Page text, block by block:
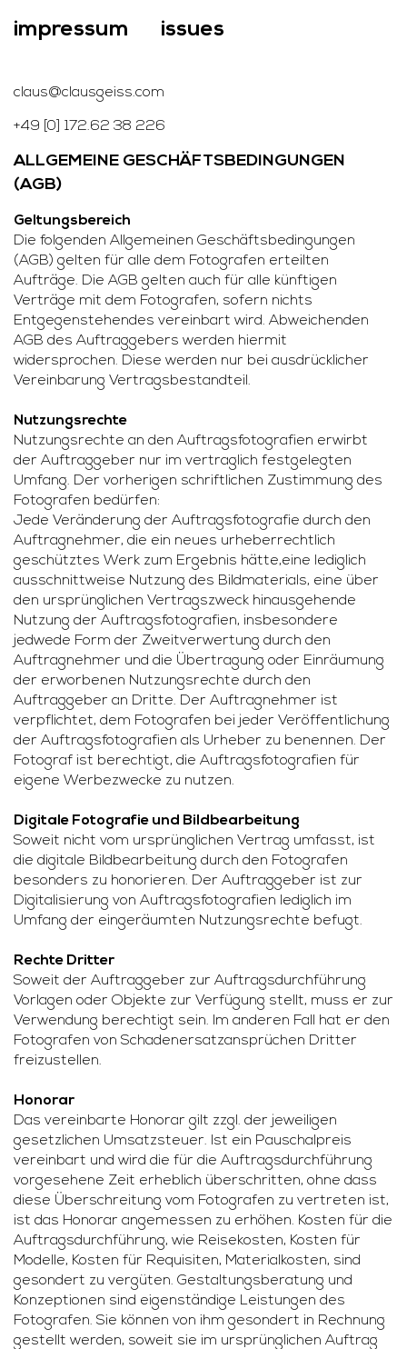
impressum issues
claus@clausgeiss.com
+49 [0] 172.62 38 226
ALLGEMEINE GESCHÄFTSBEDINGUNGEN
(AGB)
Geltungsbereich
Die folgenden Allgemeinen Geschäftsbedingungen
(AGB) gelten für alle dem Fotografen erteilten
Aufträge. Die AGB gelten auch für alle künftigen
Verträge mit dem Fotografen, sofern nichts
Entgegenstehendes vereinbart wird. Abweichenden
AGB des Auftraggebers werden hiermit
widersprochen. Diese werden nur bei ausdrücklicher
Vereinbarung Vertragsbestandteil.
Nutzungsrechte
Nutzungsrechte an den Auftragsfotografien erwirbt
der Auftraggeber nur im vertraglich festgelegten
Umfang. Der vorherigen schriftlichen Zustimmung des
Fotografen bedürfen:
Jede Veränderung der Auftragsfotografie durch den
Auftragnehmer, die ein neues urheberrechtlich
geschütztes Werk zum Ergebnis hätte,eine lediglich
ausschnittweise Nutzung des Bildmaterials, eine über
den ursprünglichen Vertragszweck hinausgehende
Nutzung der Auftragsfotografien, insbesondere
jedwede Form der Zweitverwertung durch den
Auftragnehmer und die Übertragung oder Einräumung
der erworbenen Nutzungsrechte durch den
Auftraggeber an Dritte. Der Auftragnehmer ist
verpflichtet, dem Fotografen bei jeder Veröffentlichung
der Auftragsfotografien als Urheber zu benennen. Der
Fotograf ist berechtigt, die Auftragsfotografien für
eigene Werbezwecke zu nutzen.
Digitale Fotografie und Bildbearbeitung
Soweit nicht vom ursprünglichen Vertrag umfasst, ist
die digitale Bildbearbeitung durch den Fotografen
besonders zu honorieren. Der Auftraggeber ist zur
Digitalisierung von Auftragsfotografien lediglich im
Umfang der eingeräumten Nutzungsrechte befugt.
Rechte Dritter
Soweit der Auftraggeber zur Auftragsdurchführung
Vorlagen oder Objekte zur Verfügung stellt, muss er zur
Verwendung berechtigt sein. Im anderen Fall hat er den
Fotografen von Schadenersatzansprüchen Dritter
freizustellen.
Honorar
Das vereinbarte Honorar gilt zzgl. der jeweiligen
gesetzlichen Umsatzsteuer. Ist ein Pauschalpreis
vereinbart und wird die für die Auftragsdurchführung
vorgesehene Zeit erheblich überschritten, ohne dass
diese Überschreitung vom Fotografen zu vertreten ist,
ist das Honorar angemessen zu erhöhen. Kosten für die
Auftragsdurchführung, wie Reisekosten, Kosten für
Modelle, Kosten für Requisiten, Materialkosten, sind
gesondert zu vergüten. Gestaltungsberatung und
Konzeptionen sind eigenständige Leistungen des
Fotografen. Sie können von ihm gesondert in Rechnung
gestellt werden, soweit sie im ursprünglichen Auftrag